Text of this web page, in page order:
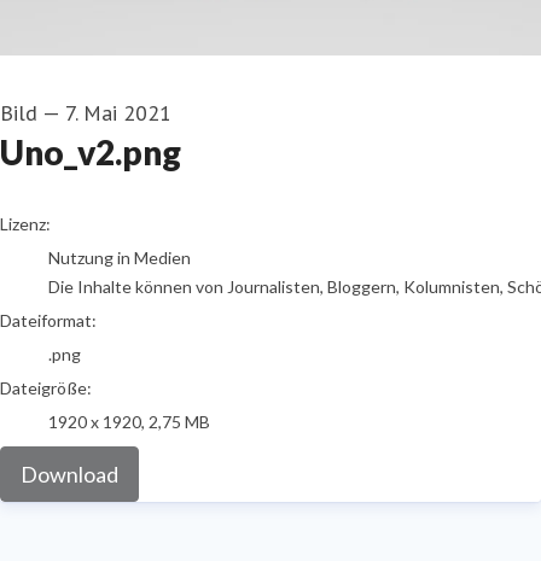
Bild — 7. Mai 2021
Uno_v2.png
go to media item
Lizenz:
Nutzung in Medien
Die Inhalte können von Journalisten, Bloggern, Kolumnisten,
Dateiformat:
.png
Dateigröße:
1920 x 1920, 2,75 MB
Download